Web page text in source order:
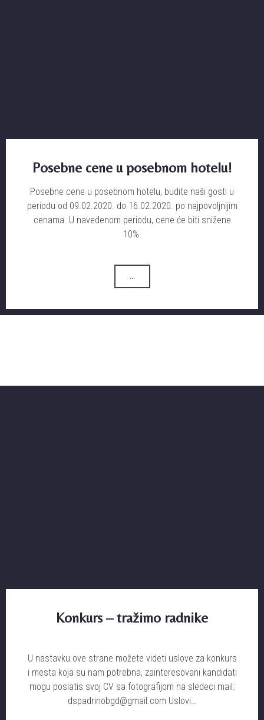
Posebne cene u posebnom hotelu!
Posebne cene u posebnom hotelu, budite naši gosti u
periodu od 09.02.2020. do 16.02.2020. po najpovoljnijim
cenama. U navedenom periodu, cene će biti snižene
10%.
...
Konkurs – tražimo radnike
U nastavku ove strane možete videti uslove za konkurs
i mesta koja su nam potrebna, zainteresovani kandidati
mogu poslatis svoj CV sa fotografijom na sledeci mail:
dspadrinobgd@gmail.com Uslovi…